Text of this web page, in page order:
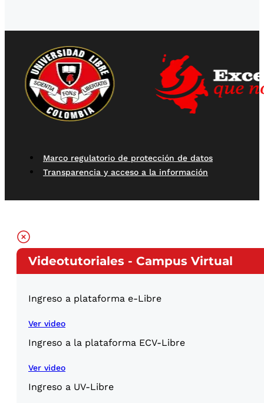
Marco regulatorio de protección de datos
Transparencia y acceso a la información
Videotutoriales - Campus Virtual
Ingreso a plataforma e-Libre
Ver video
Ingreso a la plataforma ECV-Libre
Ver video
Ingreso a UV-Libre